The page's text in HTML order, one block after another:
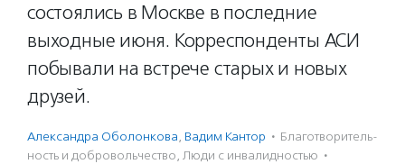
состоялись в Москве в последние
выходные июня. Корреспонденты АСИ
побывали на встрече старых и новых
друзей.
Александра Оболонкова, Вадим Кантор · Благотвори­тель­
ность и доброволь­чест­во, Люди с инвалидностью ·